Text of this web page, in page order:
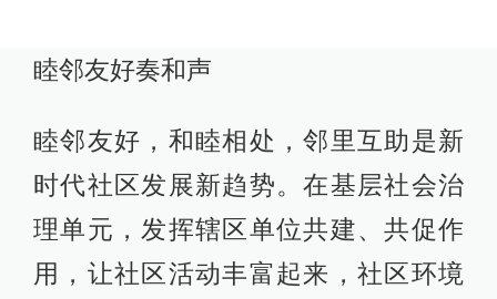
睦邻友好奏和声
睦邻友好，和睦相处，邻里互助是新
时代社区发展新趋势。在基层社会治
理单元，发挥辖区单位共建、共促作
用，让社区活动丰富起来，社区环境